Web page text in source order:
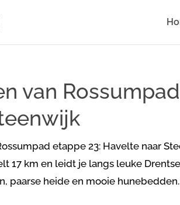
van
etappe 23: Havelte naar
17 km en leidt je langs leuke
paarse heide en mooie